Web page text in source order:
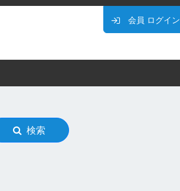
会員 ログイン
検索